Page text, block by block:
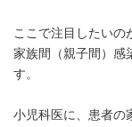
ここで注目したいの
家族間（親子間）感
す。
小児科医に、患者の